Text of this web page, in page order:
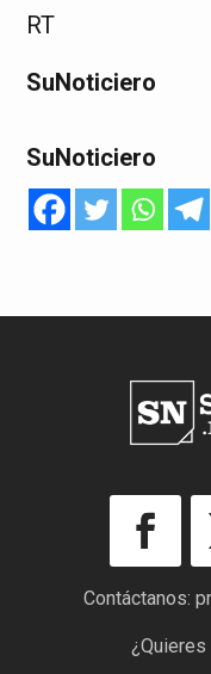
RT
SuNoticiero
SuNoticiero
Contáctanos: